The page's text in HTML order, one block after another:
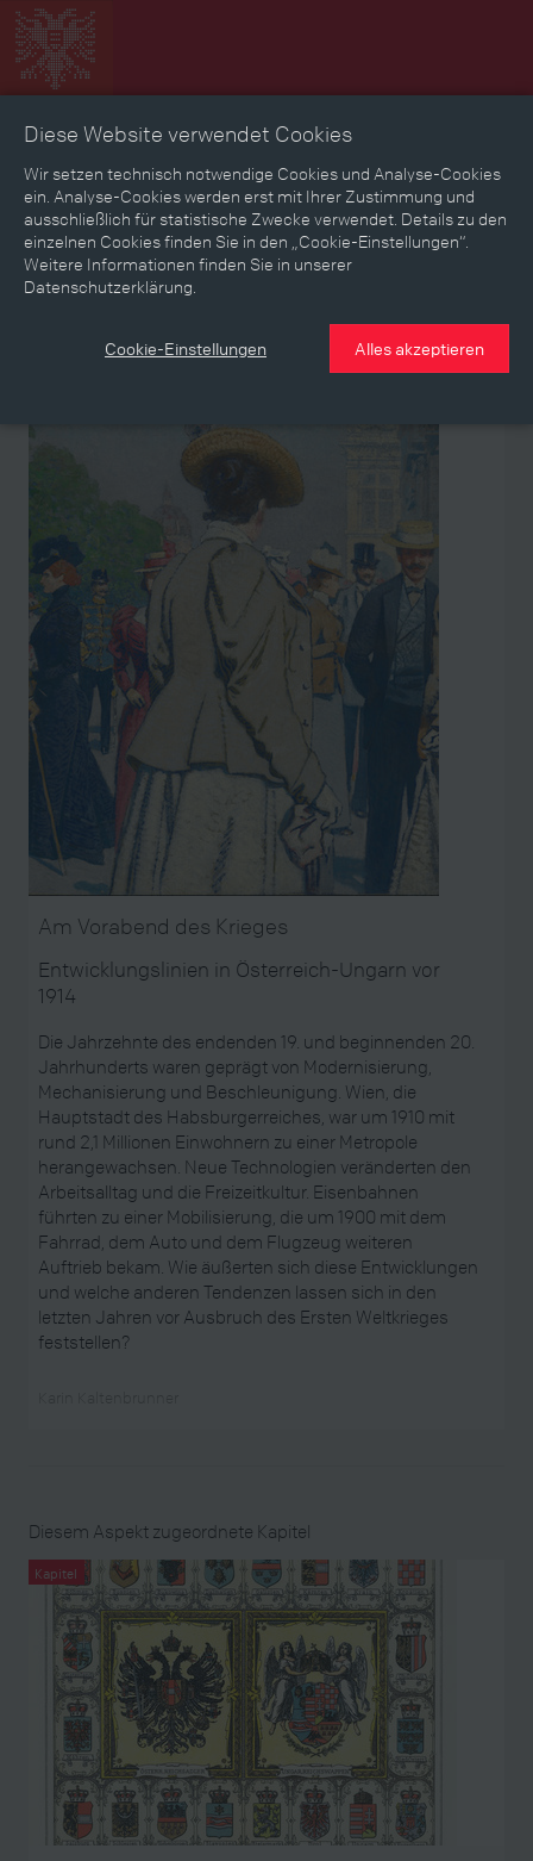
Zeitbild Zeitreise Landkarte Erinnerungen
Mediathek Textmodus
Themen Zeiträume Aspekte
Am Vorabend des Krieges
Entwicklungslinien in Österreich-Ungarn vor
1914
Die Jahrzehnte des endenden 19. und beginnenden 20.
Jahrhunderts waren geprägt von Modernisierung,
Mechanisierung und Beschleunigung. Wien, die
Hauptstadt des Habsburgerreiches, war um 1910 mit
rund 2,1 Millionen Einwohnern zu einer Metropole
herangewachsen. Neue Technologien veränderten den
Arbeitsalltag und die Freizeitkultur. Eisenbahnen
führten zu einer Mobilisierung, die um 1900 mit dem
Fahrrad, dem Auto und dem Flugzeug weiteren
Auftrieb bekam. Wie äußerten sich diese Entwicklungen
und welche anderen Tendenzen lassen sich in den
letzten Jahren vor Ausbruch des Ersten Weltkrieges
feststellen?
Diesem Aspekt zugeordnete Kapitel
Kapitel
Diese Website verwendet Cookies
Wir setzen technisch notwendige Cookies und Analyse-Cookies
ein. Analyse-Cookies werden erst mit Ihrer Zustimmung und
ausschließlich für statistische Zwecke verwendet. Details zu den
einzelnen Cookies finden Sie in den „Cookie-Einstellungen“.
Weitere Informationen finden Sie in unserer
Datenschutzerklärung.
Cookie-Einstellungen Alles akzeptieren